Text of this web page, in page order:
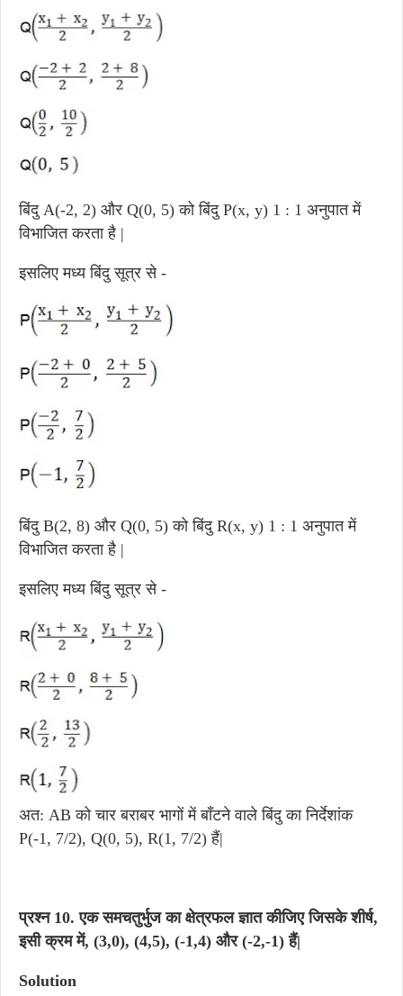
बिंदु A(-2, 2) और Q(0, 5) को बिंदु P(x, y) 1 : 1 अनुपात में
विभाजित करता है |
इसलिए मध्य बिंदु सूत्र से -
बिंदु B(2, 8) और Q(0, 5) को बिंदु R(x, y) 1 : 1 अनुपात में
विभाजित करता है |
इसलिए मध्य बिंदु सूत्र से -
अत: AB को चार बराबर भागों में बाँटने वाले बिंदु का निर्देशांक
P(-1, 7/2), Q(0, 5), R(1, 7/2) हैं|
प्रश्न 10.एक समचतुर्भुज का क्षेत्रफल ज्ञात कीजिए जिसके शीर्ष,
इसी क्रम में, (3,0), (4,5), (-1,4) और (-2,-1) हैं|
Solution